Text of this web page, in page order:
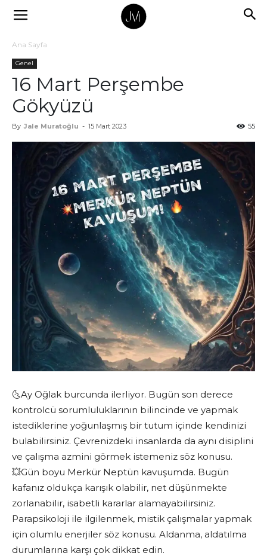
Ana Sayfa
Genel
16 Mart Perşembe
Gökyüzü
By Jale Muratoğlu - 15 Mart 2023 55
🌜Ay Oğlak burcunda ilerliyor. Bugün son derece
kontrolcü sorumluluklarının bilincinde ve yapmak
istediklerine yoğunlaşmış bir tutum içinde kendinizi
bulabilirsiniz. Çevrenizdeki insanlarda da aynı disiplini
ve çalışma azmini görmek istemeniz söz konusu.
💥Gün boyu Merkür Neptün kavuşumda. Bugün
kafanız oldukça karışık olabilir, net düşünmekte
zorlanabilir, isabetli kararlar alamayabilirsiniz.
Parapsikoloji ile ilgilenmek, mistik çalışmalar yapmak
için olumlu enerjiler söz konusu. Aldanma, aldatılma
durumlarına karşı çok dikkat edin.